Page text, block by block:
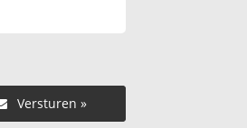
Versturen »